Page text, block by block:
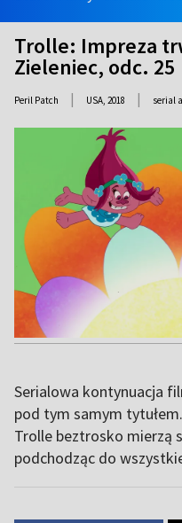
Trolle: Impreza
Zieleniec, odc. 25
Peril Patch | USA, 2018 | serial
Serialowa kontynuacja
pod tym samym
Trolle beztrosko mierzą
podchodząc do